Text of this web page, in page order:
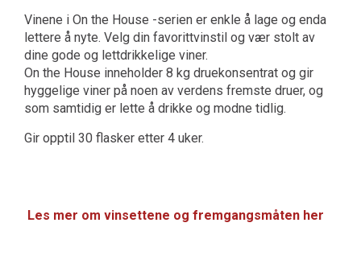
Vinene i On the House -serien er enkle å lage og enda
lettere å nyte. Velg din favorittvinstil og vær stolt av
dine gode og lettdrikkelige viner.
On the House inneholder 8 kg druekonsentrat og gir
hyggelige viner på noen av verdens fremste druer, og
som samtidig er lette å drikke og modne tidlig.
Gir opptil 30 flasker etter 4 uker.
Les mer om vinsettene og fremgangsmåten her